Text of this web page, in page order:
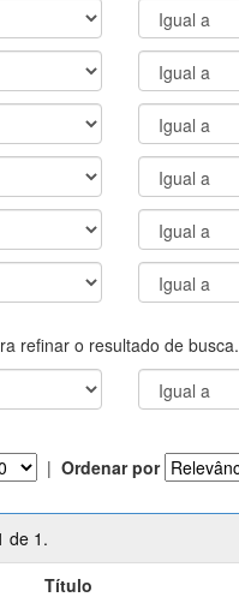
refinar o resultado de busca.
| Ordenar por
de 1.
Título